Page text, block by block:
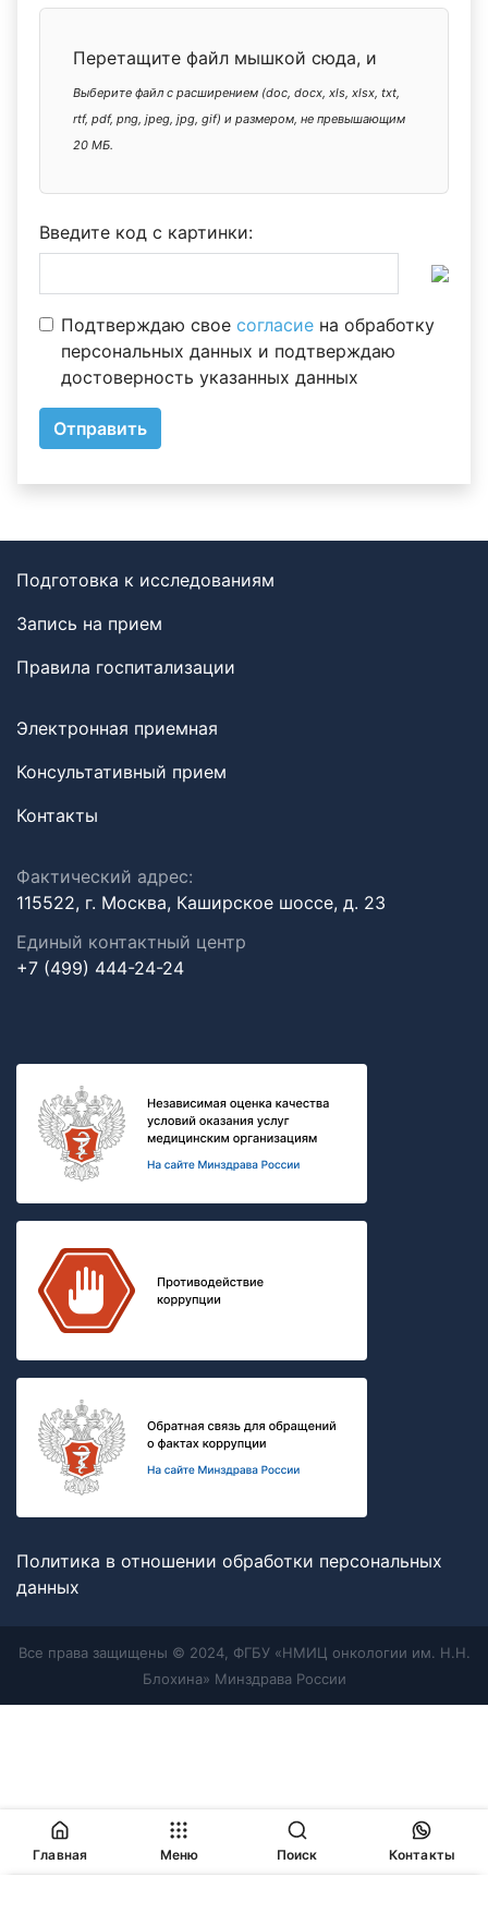
Перетащите файл мышкой сюда, и
отпустите
Выберите файл с расширением (doc, docx, xls, xlsx, txt,
rtf, pdf, png, jpeg, jpg, gif) и размером, не превышающим
20 МБ.
Введите код с картинки:
Подтверждаю свое согласие на обработку
персональных данных и подтверждаю
достоверность указанных данных
Отправить
Подготовка к исследованиям
Запись на прием
Правила госпитализации
Электронная приемная
Консультативный прием
Контакты
Фактический адрес:
115522, г. Москва, Каширское шоссе, д. 23
Единый контактный центр
+7 (499) 444-24-24
Политика в отношении обработки персональных
данных
Все права защищены © 2024, ФГБУ «НМИЦ онкологии им. Н.Н.
Блохина» Минздрава России
Главная Меню Поиск Контакты